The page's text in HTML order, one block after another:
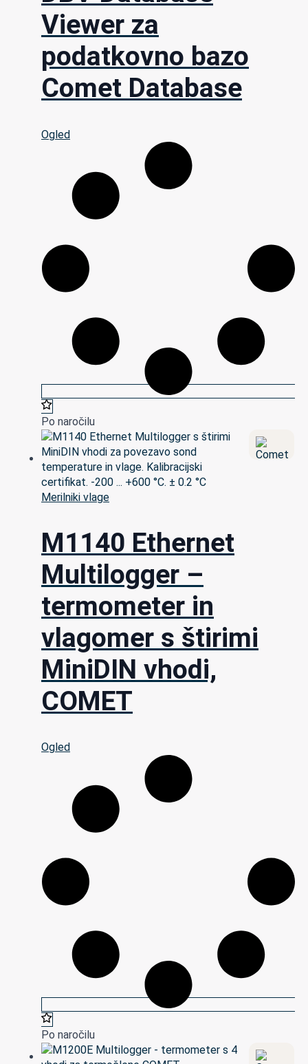
Viewer za
podatkovno bazo
Comet Database
Ogled
Po naročilu
Merilniki vlage
M1140 Ethernet
Multilogger –
termometer in
vlagomer s štirimi
MiniDIN vhodi,
COMET
Ogled
Po naročilu